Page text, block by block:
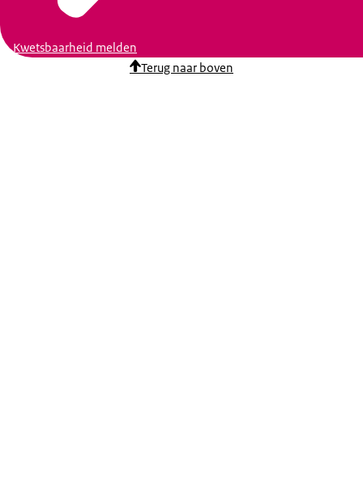
Kwetsbaarheid melden
Terug naar boven